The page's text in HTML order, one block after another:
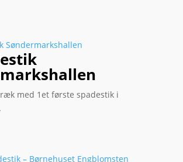
med 1et første spadestik i